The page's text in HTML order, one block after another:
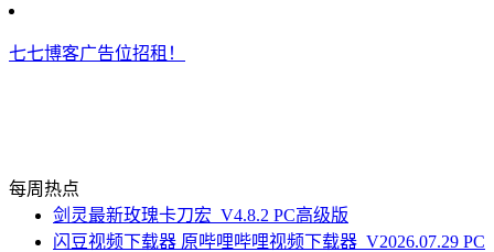
七七博客广告位招租！
每周热点
剑灵最新玫瑰卡刀宏_V4.8.2 PC高级版
闪豆视频下载器 原哔哩哔哩视频下载器_V2026.07.29 PC